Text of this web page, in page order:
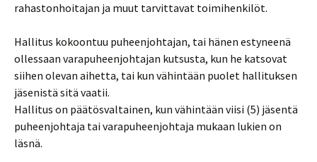
rahastonhoitajan ja muut tarvittavat toimihenkilöt.
Hallitus kokoontuu puheenjohtajan, tai hänen estyneenä
ollessaan varapuheenjohtajan kutsusta, kun he katsovat
siihen olevan aihetta, tai kun vähintään puolet hallituksen
jäsenistä sitä vaatii.
Hallitus on päätösvaltainen, kun vähintään viisi (5) jäsentä
puheenjohtaja tai varapuheenjohtaja mukaan lukien on
läsnä.